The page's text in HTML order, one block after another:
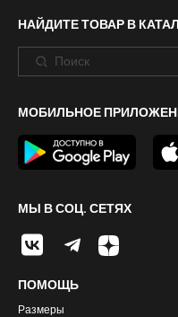
НАЙДИТЕ ТОВАР В
МОБИЛЬНОЕ
МЫ В СОЦ. СЕТЯХ
ПОМОЩЬ
Размеры